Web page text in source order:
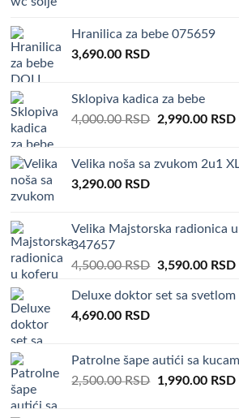
Hranilica za bebe 075659
3,690.00 RSD
Sklopiva kadica za bebe
4,000.00RSD Original
4,000.00 RSD.
2,990.00 RSD
Velika noša sa zvukom 2u1
3,290.00 RSD
Velika Majstorska radionica
347657
4,500.00RSD Original
was:
3,590.00 RSD
Deluxe doktor set sa
4,690.00 RSD
Patrolne šape autići sa
2,500.00RSD Original
1,990.00 RSD